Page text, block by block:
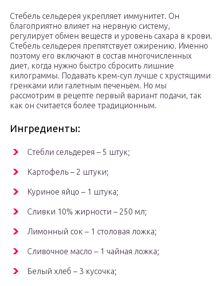
Стебель сельдерея укрепляет иммунитет. Он
благоприятно влияет на нервную систему,
регулирует обмен веществ и уровень сахара в крови.
Стебель сельдерея препятствует ожирению. Именно
поэтому его включают в состав многочисленных
диет, когда нужно быстро сбросить лишние
килограммы. Подавать крем-суп лучше с хрустящими
гренками или галетным печеньем. Но мы
рассмотрим в рецепте первый вариант подачи, так
как он считается более традиционным.
Ингредиенты:
Стебли сельдерея – 5 штук;
Картофель – 2 штуки;
Куриное яйцо – 1 штука;
Сливки 10% жирности – 250 мл;
Лимонный сок – 1 столовая ложка;
Сливочное масло – 1 чайная ложка;
Белый хлеб – 3 кусочка;